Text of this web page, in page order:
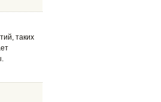
таких